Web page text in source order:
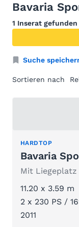
Bavaria
1 Inserat gefunden
Suche
Sortieren nach
HARDTOP
Bavaria
Mit Liegeplatz
11.20 x 3.59 m
2 x 230 PS /
2011